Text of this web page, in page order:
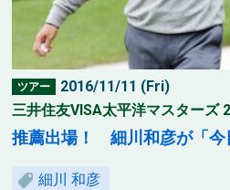
ツアー
2016/11/11 (Fri)
三井住友VISA太平洋マスターズ
推薦出場！ 細川和彦が「今
細川 和彦